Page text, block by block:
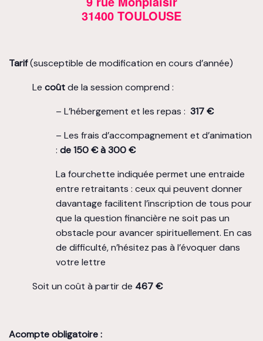
31400 TOULOUSE
Tarif(susceptible de modification en cours d’année)
Le coûtde la session comprend :
– L’hébergement et les repas : 317 €
– Les frais d’accompagnement et d’animation
: de 150 € à 300 €
La fourchette indiquée permet une entraide
entre retraitants : ceux qui peuvent donner
davantage facilitent l’inscription de tous pour
que la question financière ne soit pas un
obstacle pour avancer spirituellement. En cas
de difficulté, n’hésitez pas à l’évoquer dans
votre lettre
Soit un coût à partir de 467 €
Acompte obligatoire :